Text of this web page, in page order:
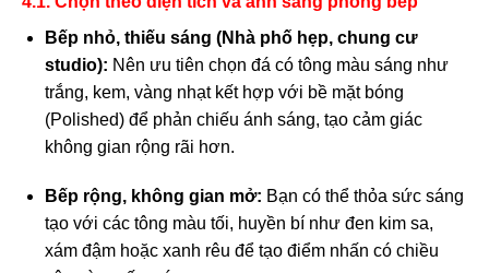
Bếp nhỏ, thiếu sáng (Nhà phố hẹp, chung cư
studio): Nên ưu tiên chọn đá có tông màu sáng như
trắng, kem, vàng nhạt kết hợp với bề mặt bóng
(Polished) để phản chiếu ánh sáng, tạo cảm giác
không gian rộng rãi hơn.
Bếp rộng, không gian mở: Bạn có thể thỏa sức sáng
tạo với các tông màu tối, huyền bí như đen kim sa,
xám đậm hoặc xanh rêu để tạo điểm nhấn có chiều